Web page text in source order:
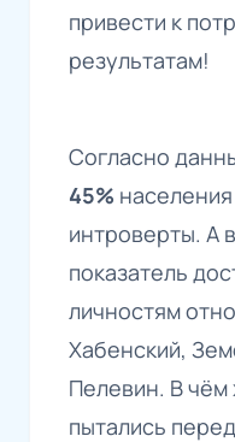
привести к
результатам!
Согласно
45%
интроверты. А
показатель
личностям
Хабенский,
Пелевин. В чём
пытались